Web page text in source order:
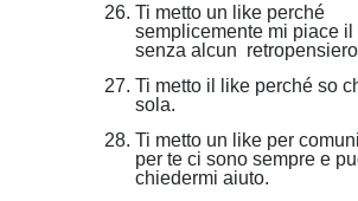
Ti metto un like perché
semplicemente mi piace il
senza alcun
Ti metto il like perché so
sola.
Ti metto un like per
per te ci sono sempre e
chiedermi aiuto.